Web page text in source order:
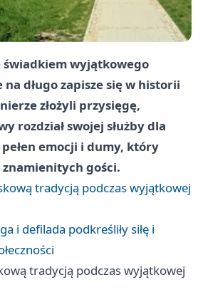
świadkiem wyjątkowego
długo zapisze się w historii
złożyli przysięgę,
rozdział swojej służby dla
emocji i dumy, który
gości.
tradycją podczas wyjątkowej
i defilada podkreśliły siłę i
tradycją podczas wyjątkowej